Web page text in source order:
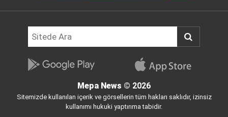
Mepa News © 2026
Sitemizde kullanılan içerik ve görsellerin tüm hakları saklıdır, izinsiz
kullanımı hukuki yaptırıma tabidir.